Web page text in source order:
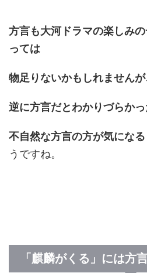
方言も大河ドラマの楽しみ
っては
物足りないかもしれませんが
逆に方言だとわかりづらかっ
不自然な方言の方が気にな
うですね。
「麒麟がくる」には方